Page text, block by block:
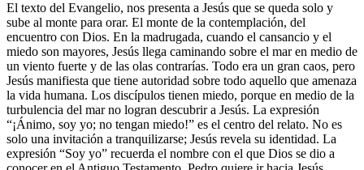
El texto del Evangelio, nos presenta a Jesús que se queda solo y
sube al monte para orar. El monte de la contemplación, del
encuentro con Dios. En la madrugada, cuando el cansancio y el
miedo son mayores, Jesús llega caminando sobre el mar en medio de
un viento fuerte y de las olas contrarías. Todo era un gran caos, pero
Jesús manifiesta que tiene autoridad sobre todo aquello que amenaza
la vida humana. Los discípulos tienen miedo, porque en medio de la
turbulencia del mar no logran descubrir a Jesús. La expresión
“¡Ánimo, soy yo; no tengan miedo!” es el centro del relato. No es
solo una invitación a tranquilizarse; Jesús revela su identidad. La
expresión “Soy yo” recuerda el nombre con el que Dios se dio a